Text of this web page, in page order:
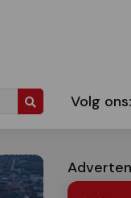
Volg ons: